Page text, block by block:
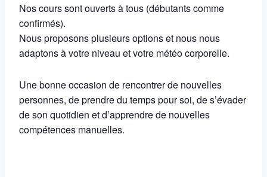
Nos cours sont ouverts à tous (débutants comme
confirmés).
Nous proposons plusieurs options et nous nous
adaptons à votre niveau et votre météo corporelle.
Une bonne occasion de rencontrer de nouvelles
personnes, de prendre du temps pour soi, de s’évader
de son quotidien et d’apprendre de nouvelles
compétences manuelles.